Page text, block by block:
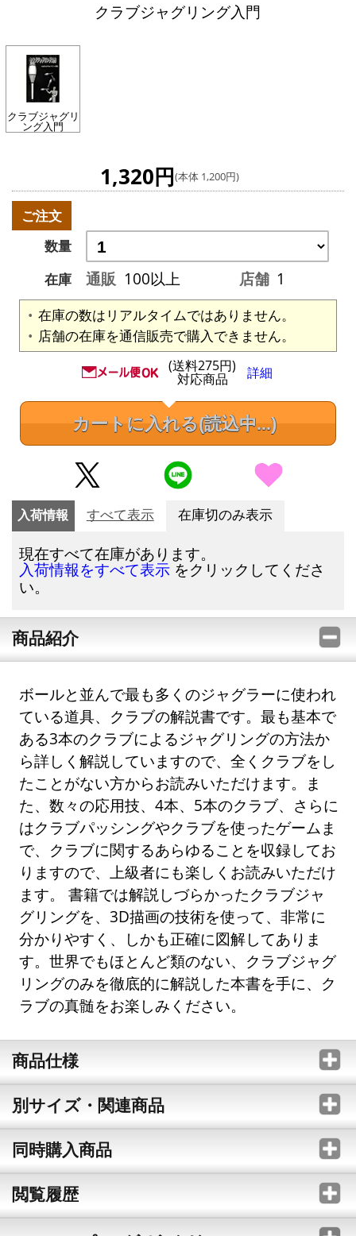
クラブジャグリング入門
クラブジャグリ
ング入門
1,320円(本体 1,200円)
ご注文
数量
在庫
通販 100以上 店舗 1
在庫の数はリアルタイムではありません。
店舗の在庫を通信販売で購入できません。
(送料275円)
対応商品 詳細
カートに入れる(読込中...)
入荷情報 すべて表示 在庫切のみ表示
現在すべて在庫があります。
入荷情報をすべて表示 をクリックしてくださ
い。
商品紹介
ボールと並んで最も多くのジャグラーに使われ
ている道具、クラブの解説書です。最も基本で
ある3本のクラブによるジャグリングの方法か
ら詳しく解説していますので、全くクラブをし
たことがない方からお読みいただけます。ま
た、数々の応用技、4本、5本のクラブ、さらに
はクラブパッシングやクラブを使ったゲームま
で、クラブに関するあらゆることを収録してお
りますので、上級者にも楽しくお読みいただけ
ます。 書籍では解説しづらかったクラブジャ
グリングを、3D描画の技術を使って、非常に
分かりやすく、しかも正確に図解してありま
す。世界でもほとんど類のない、クラブジャグ
リングのみを徹底的に解説した本書を手に、ク
ラブの真髄をお楽しみください。
商品仕様
別サイズ・関連商品
同時購入商品
閲覧履歴